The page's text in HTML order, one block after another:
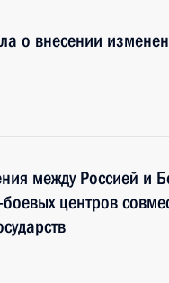
о внесении
между Россией и
центров